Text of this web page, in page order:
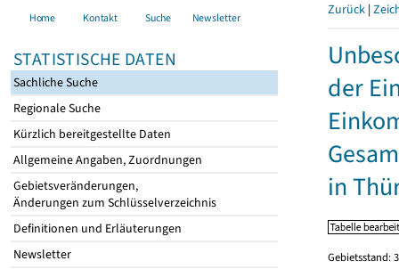
Home Kontakt Suche Newsletter
STATISTISCHE DATEN
Sachliche Suche
Regionale Suche
Kürzlich bereitgestellte Daten
Allgemeine Angaben, Zuordnungen
Gebietsveränderungen,
Änderungen zum Schlüsselverzeichnis
Definitionen und Erläuterungen
Newsletter
Zurück |
der
in
Gebietsstand: